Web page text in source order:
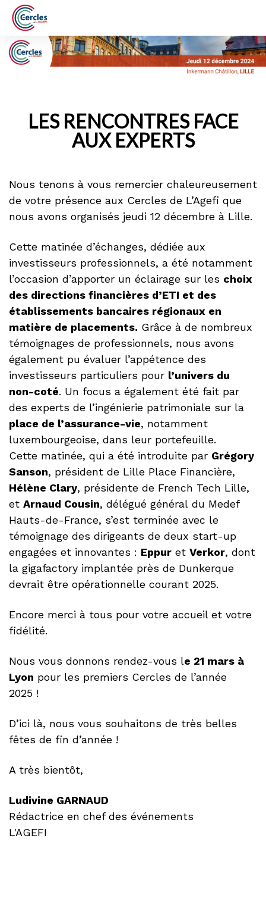
LES RENCONTRES FACE
AUX EXPERTS
Nous tenons à vous remercier chaleureusement
de votre présence aux Cercles de L’Agefi que
nous avons organisés jeudi 12 décembre à Lille.
Cette matinée d’échanges, dédiée aux
investisseurs professionnels, a été notamment
l’occasion d’apporter un éclairage sur les choix
des directions financières d’ETI et des
établissements bancaires régionaux en
matière de placements. Grâce à de nombreux
témoignages de professionnels, nous avons
également pu évaluer l’appétence des
investisseurs particuliers pour l’univers du
non-coté. Un focus a également été fait par
des experts de l’ingénierie patrimoniale sur la
place de l’assurance-vie, notamment
luxembourgeoise, dans leur portefeuille.
Cette matinée, qui a été introduite par Grégory
Sanson, président de Lille Place Financière,
Hélène Clary, présidente de French Tech Lille,
et Arnaud Cousin, délégué général du Medef
Hauts-de-France, s’est terminée avec le
témoignage des dirigeants de deux start-up
engagées et innovantes : Eppur et Verkor, dont
la gigafactory implantée près de Dunkerque
devrait être opérationnelle courant 2025.
Encore merci à tous pour votre accueil et votre
fidélité.
Nous vous donnons rendez-vous le 21 mars à
Lyon pour les premiers Cercles de l’année
2025 !
D’ici là, nous vous souhaitons de très belles
fêtes de fin d’année !
A très bientôt,
Ludivine GARNAUD
Rédactrice en chef des événements
L'AGEFI